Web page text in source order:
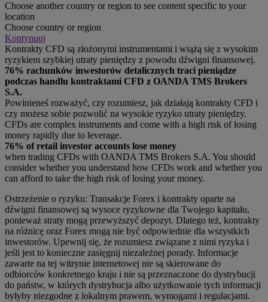
Choose another country or region to see content specific to your
location
Choose country or region
Kontynuuj
Kontrakty CFD są złożonymi instrumentami i wiążą się z wysokim
ryzykiem szybkiej utraty pieniędzy z powodu dźwigni finansowej.
76% rachunków inwestorów detalicznych traci pieniądze
podczas handlu kontraktami CFD z OANDA TMS Brokers
S.A.
Powinieneś rozważyć, czy rozumiesz, jak działają kontrakty CFD i
czy możesz sobie pozwolić na wysokie ryzyko utraty pieniędzy.
CFDs are complex instruments and come with a high risk of losing
money rapidly due to leverage.
76% of retail investor accounts lose money
when trading CFDs with OANDA TMS Brokers S.A. You should
consider whether you understand how CFDs work and whether you
can afford to take the high risk of losing your money.
Ostrzeżenie o ryzyku: Transakcje Forex i kontrakty oparte na
dźwigni finansowej są wysoce ryzykowne dla Twojego kapitału,
ponieważ straty mogą przewyższyć depozyt. Dlatego też, kontrakty
na różnicę oraz Forex mogą nie być odpowiednie dla wszystkich
inwestorów. Upewnij się, że rozumiesz związane z nimi ryzyka i
jeśli jest to konieczne zasięgnij niezależnej porady. Informacje
zawarte na tej witrynie internetowej nie są skierowane do
odbiorców konkretnego kraju i nie są przeznaczone do dystrybucji
do państw, w których dystrybucja albo użytkowanie tych informacji
byłyby niezgodne z lokalnym prawem, wymogami i regulacjami.